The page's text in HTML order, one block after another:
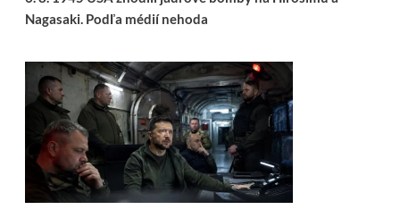
Nagasaki. Podľa médií nehoda